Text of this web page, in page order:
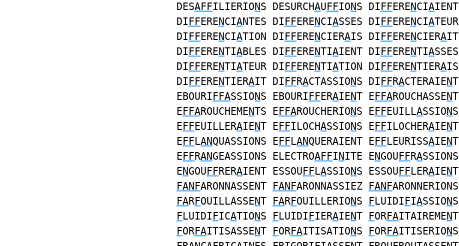
DESAFFILIERIONS DESURCHAUFFIONS DIFFERENCIAIENT
DIFFERENCIANTES DIFFERENCIASSES DIFFERENCIATEUR
DIFFERENCIATION DIFFERENCIERAIS DIFFERENCIERAIT
DIFFERENTIABLES DIFFERENTIAIENT DIFFERENTIASSES
DIFFERENTIATEUR DIFFERENTIATION DIFFERENTIERAIS
DIFFERENTIERAIT DIFFRACTASSIONS DIFFRACTERAIENT
EBOURIFFASSIONS EBOURIFFERAIENT EFFAROUCHASSENT
EFFAROUCHEMENTS EFFAROUCHERIONS EFFEUILLASSIONS
EFFEUILLERAIENT EFFILOCHASSIONS EFFILOCHERAIENT
EFFLANQUASSIONS EFFLANQUERAIENT EFFLEURISSAIENT
EFFRANGEASSIONS ELECTROAFFINITE ENGOUFFRASSIONS
ENGOUFFRERAIENT ESSOUFFLASSIONS ESSOUFFLERAIENT
FANFARONNASSENT FANFARONNASSIEZ FANFARONNERIONS
FARFOUILLASSENT FARFOUILLERIONS FLUIDIFIASSIONS
FLUIDIFICATIONS FLUIDIFIERAIENT FORFAITAIREMENT
FORFAITISASSENT FORFAITISATIONS FORFAITISERIONS